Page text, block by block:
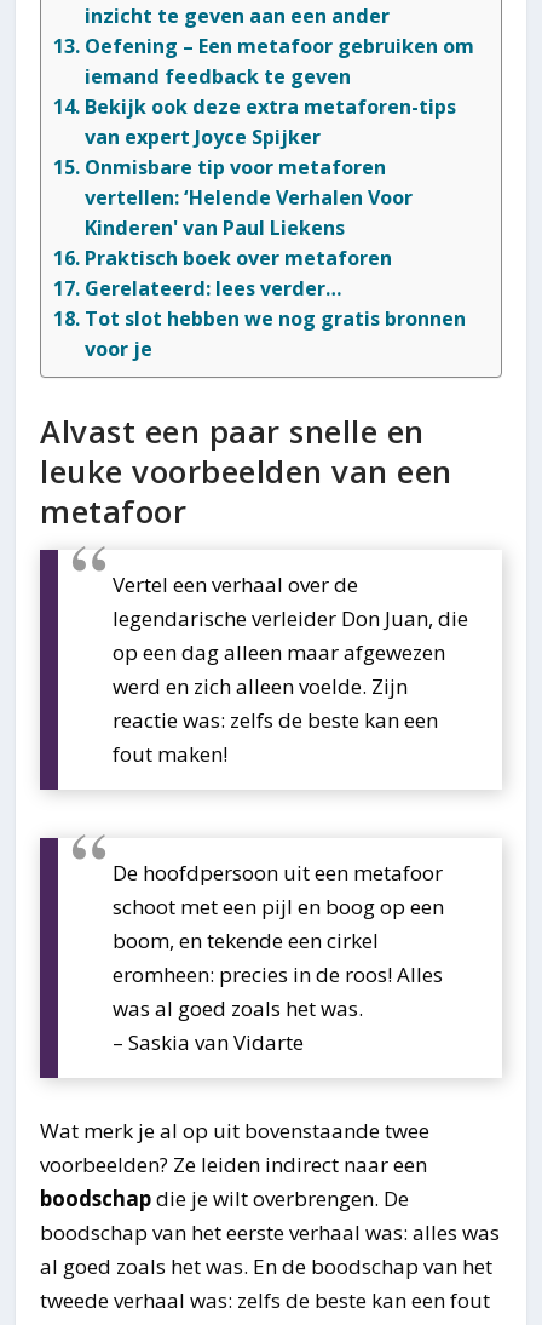
inzicht te geven aan een ander
Oefening – Een metafoor gebruiken om
iemand feedback te geven
Bekijk ook deze extra metaforen-tips
van expert Joyce Spijker
Onmisbare tip voor metaforen
vertellen: ‘Helende Verhalen Voor
Kinderen' van Paul Liekens
Praktisch boek over metaforen
Gerelateerd: lees verder…
Tot slot hebben we nog gratis bronnen
voor je
Alvast een paar snelle en
leuke voorbeelden van een
metafoor
Vertel een verhaal over de
legendarische verleider Don Juan, die
op een dag alleen maar afgewezen
werd en zich alleen voelde. Zijn
reactie was: zelfs de beste kan een
fout maken!
De hoofdpersoon uit een metafoor
schoot met een pijl en boog op een
boom, en tekende een cirkel
eromheen: precies in de roos! Alles
was al goed zoals het was.
– Saskia van Vidarte
Wat merk je al op uit bovenstaande twee
voorbeelden? Ze leiden indirect naar een
boodschapdie je wilt overbrengen. De
boodschap van het eerste verhaal was: alles was
al goed zoals het was. En de boodschap van het
tweede verhaal was: zelfs de beste kan een fout